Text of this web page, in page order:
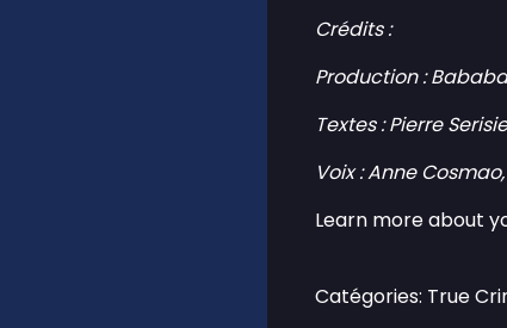
Crédits :
Production :
Textes : Pierre
Voix : Anne
Learn more about
Catégories: True